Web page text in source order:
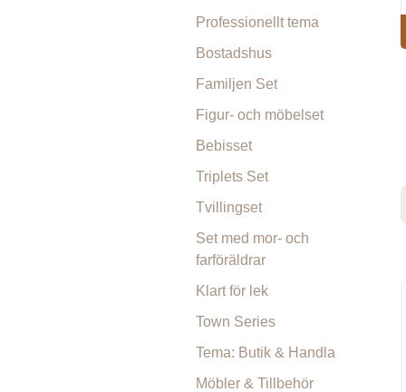
Professionellt tema
Bostadshus
Familjen Set
Figur- och möbelset
Bebisset
Triplets Set
Tvillingset
Set med mor- och
farföräldrar
Klart för lek
Town Series
Tema: Butik & Handla
Möbler & Tillbehör